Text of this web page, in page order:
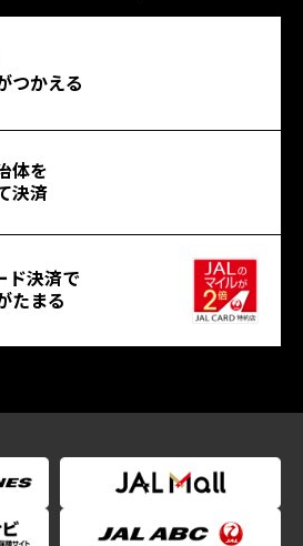
つかえる
体を
決済
ド決済で
たまる